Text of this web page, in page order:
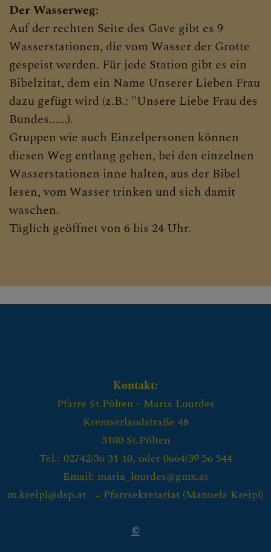
Der Wasserweg:
Auf der rechten Seite des Gave gibt es 9
Wasserstationen, die vom Wasser der Grotte
gespeist werden. Für jede Station gibt es ein
Bibelzitat, dem ein Name Unserer Lieben Frau
dazu gefügt wird (z.B.: "Unsere Liebe Frau des
Bundes......).
Gruppen wie auch Einzelpersonen können
diesen Weg entlang gehen, bei den einzelnen
Wasserstationen inne halten, aus der Bibel
lesen, vom Wasser trinken und sich damit
waschen.
Täglich geöffnet von 6 bis 24 Uhr.
Kontakt:
Pfarre St.Pölten - Maria Lourdes
Kremserlandstraße 48
3100 St.Pölten
Tel.: 02742/36 31 10, oder 0664/39 56 544
Email: maria_lourdes@gmx.at
m.kreipl@dsp.at = Pfarrsekretariat (Manuela Kreipl)
©